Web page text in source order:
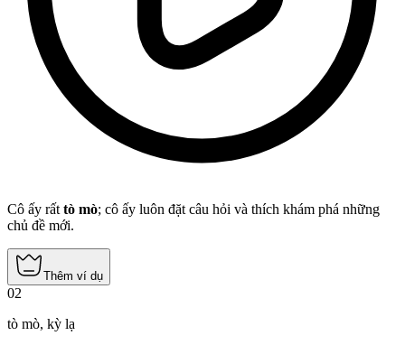
Cô ấy rất tò mò; cô ấy luôn đặt câu hỏi và thích khám phá những
chủ đề mới.
Thêm ví dụ
02
tò mò, kỳ lạ